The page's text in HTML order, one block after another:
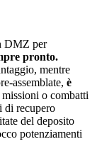
DMZ per
pronto.
mentre
assemblate, è
o combatti
di recupero
del deposito
potenziamenti